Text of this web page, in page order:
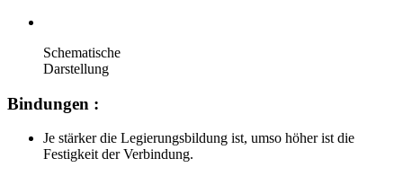
Schematische
Darstellung
Bindungen :
Je stärker die Legierungsbildung ist, umso höher ist die
Festigkeit der Verbindung.